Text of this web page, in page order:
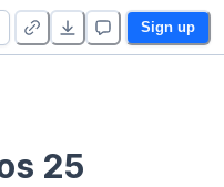
Sign up
25